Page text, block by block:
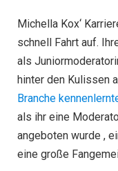
Michella Kox‘
schnell Fahrt auf.
als
hinter den Kulissen
Branche
als ihr eine
angeboten wurde ,
eine große